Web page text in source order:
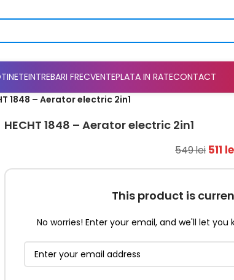
INTREBARI FRECVENTEPLATA IN RATECONTACT
1848 – Aerator electric 2in1
HECHT 1848 – Aerator electric 2in1
549lei 511
This product is
No worries! Enter your email, and we'll let you